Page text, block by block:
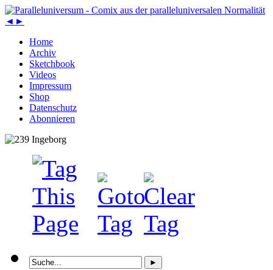
◄ ►
Home
Archiv
Sketchbook
Videos
Impressum
Shop
Datenschutz
Abonnieren